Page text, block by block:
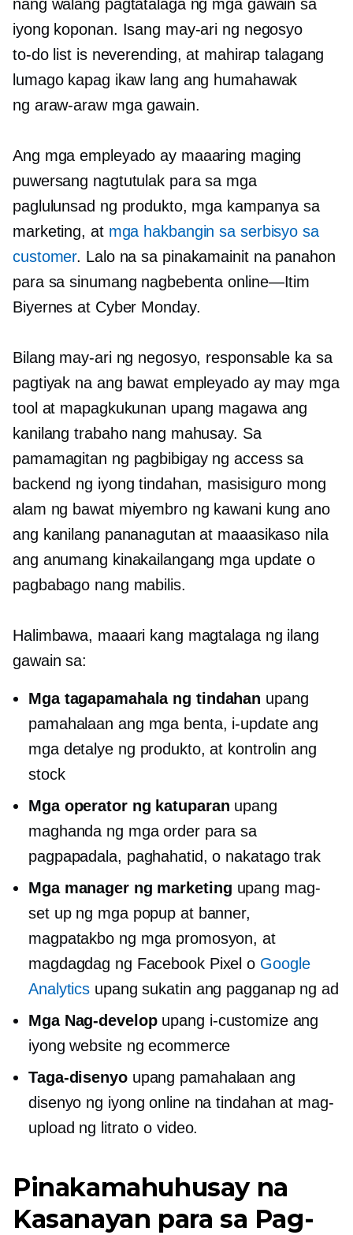
nang walang pagtatalaga ng mga gawain sa
iyong koponan. Isang may-ari ng negosyo
to-dolist is neverending, at mahirap talagang
lumago kapag ikaw lang ang humahawak
ng araw-arawmga gawain.
Ang mga empleyado ay maaaring maging
puwersang nagtutulak para sa mga
paglulunsad ng produkto, mga kampanya sa
marketing, at mga hakbangin sa serbisyo sa
customer. Lalo na sa pinakamainit na panahon
para sa sinumang nagbebentaonline—Itim
Biyernes at Cyber ​​Monday.
Bilang may-ari ng negosyo, responsable ka sa
pagtiyak na ang bawat empleyado ay may mga
tool at mapagkukunan upang magawa ang
kanilang trabaho nang mahusay. Sa
pamamagitan ng pagbibigay ng access sa
backend ng iyong tindahan, masisiguro mong
alam ng bawat miyembro ng kawani kung ano
ang kanilang pananagutan at maaasikaso nila
ang anumang kinakailangang mga update o
pagbabago nang mabilis.
Halimbawa, maaari kang magtalaga ng ilang
gawain sa:
Mga tagapamahala ng tindahan upang
pamahalaan ang mga benta, i-update ang
mga detalye ng produkto, at kontrolin ang
stock
Mga operator ng katuparan upang
maghanda ng mga order para sa
pagpapadala, paghahatid, o nakatagotrak
Mga manager ng marketing upang mag-
set up ng mga popup at banner,
magpatakbo ng mga promosyon, at
magdagdag ng Facebook Pixel o Google
Analytics upang sukatin ang pagganap ng ad
Mga Nag-developupang i-customize ang
iyong website ng ecommerce
Taga-disenyoupang pamahalaan ang
disenyo ng iyong online na tindahan at mag-
upload ng litrato o video.
Pinakamahuhusay na
Kasanayan para sa Pag-